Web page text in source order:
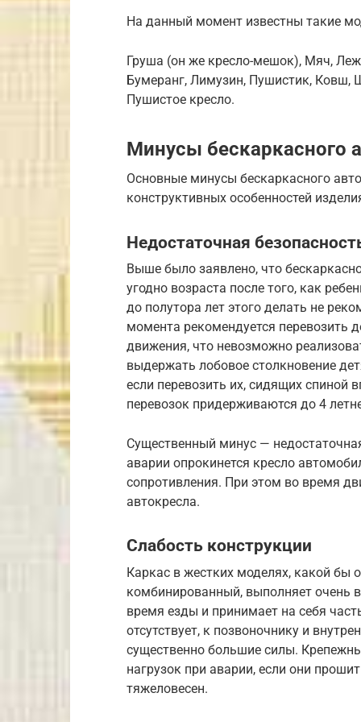
На данный момент известны такие
Груша (он же кресло-мешок), Мяч,
Бумеранг, Лимузин, Пушистик,
Пушистое кресло.
Минусы бескаркасного
Основные минусы бескаркасного
конструктивных особенностей
Недостаточная
Выше было заявлено, что
угодно возраста после того, как
до полутора лет этого делать не
момента рекомендуется перевозить
движения, что невозможно
выдержать лобовое столкновение
если перевозить их, сидящих спиной
перевозок придерживаются до 4
Существенный минус —
аварии опрокинется кресло
сопротивления. При этом во время
автокресла.
Слабость конструкции
Каркас в жестких моделях, какой бы
комбинированный, выполняет очень
время езды и принимает на себя
отсутствует, к позвоночнику и
существенно большие силы.
нагрузок при аварии, если они
тяжеловесен.